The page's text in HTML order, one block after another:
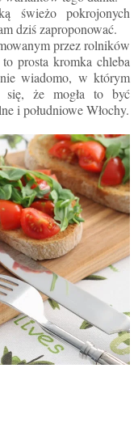
świeżo pokrojonych
dziś zaproponować.
przez rolników
prosta kromka chleba
wiadomo, w którym
się,że mogła to być
i południowe Włochy.